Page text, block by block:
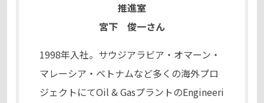
推進室
宮下 俊一さん
1998年入社。サウジアラビア・オマーン・
マレーシア・ベトナムなど多くの海外プロ
ジェクトにてOil & GasプラントのEngineeri